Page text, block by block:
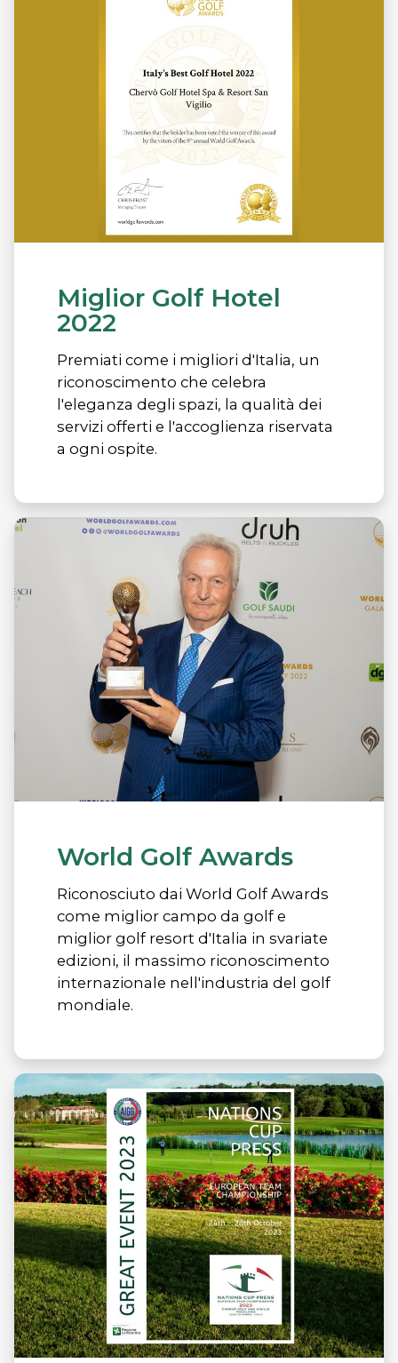
World Golf Awards
Riconosciuto dai World Golf Awards
come miglior campo da golf e
miglior golf resort d'Italia in svariate
edizioni, il massimo riconoscimento
internazionale nell'industria del golf
mondiale.
Miglior Golf Hotel
2022
Premiati come i migliori d'Italia, un
riconoscimento che celebra
l'eleganza degli spazi, la qualità dei
servizi offerti e l'accoglienza riservata
a ogni ospite.